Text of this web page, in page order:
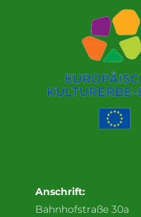
Anschrift:
Bahnhofstraße 30a